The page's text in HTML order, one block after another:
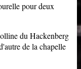
pour deux
du Hackenberg
de la chapelle